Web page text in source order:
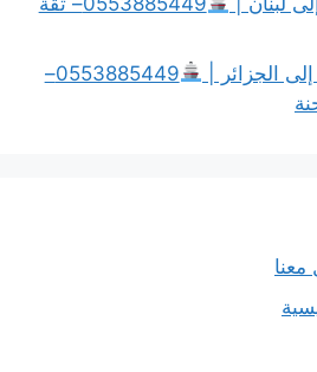
الجزائر |
0553885449–